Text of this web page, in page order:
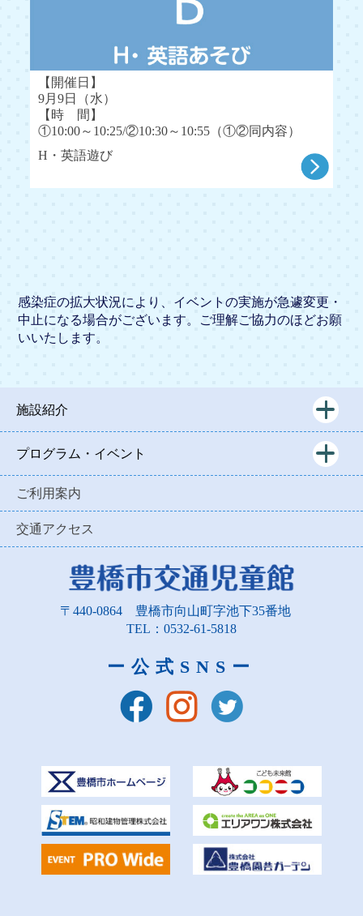
【開催日】
9月9日（水）
【時 間】
①10:00～10:25/②10:30～10:55（①②同内容）
H・英語遊び
感染症の拡大状況により、イベントの実施が急遽変更・
中止になる場合がございます。ご理解ご協力のほどお願
いいたします。
施設紹介
プログラム・イベント
ご利用案内
交通アクセス
〒440-0864 豊橋市向山町字池下35番地
TEL：0532-61-5818
ー公式SNSー